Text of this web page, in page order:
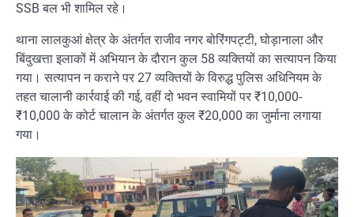
SSB बल भी शामिल रहे।
थाना लालकुआं क्षेत्र के अंतर्गत राजीव नगर बोरिंगपट्टी, घोड़ानाला और
बिंदुखत्ता इलाकों में अभियान के दौरान कुल 58 व्यक्तियों का सत्यापन किया
गया। सत्यापन न कराने पर 27 व्यक्तियों के विरुद्ध पुलिस अधिनियम के
तहत चालानी कार्रवाई की गई, वहीं दो भवन स्वामियों पर ₹10,000-
₹10,000 के कोर्ट चालान के अंतर्गत कुल ₹20,000 का जुर्माना लगाया
गया।